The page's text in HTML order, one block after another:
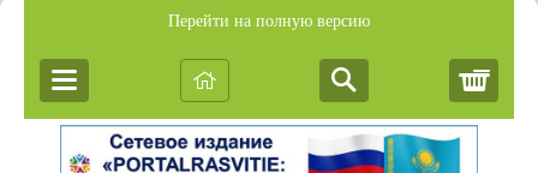
Перейти на полную версию